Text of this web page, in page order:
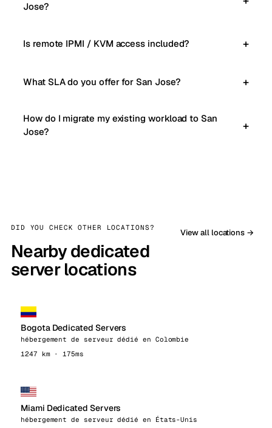
Jose?
Is remote IPMI / KVM access included?
What SLA do you offer for San Jose?
How do I migrate my existing workload to San
Jose?
DID YOU CHECK OTHER LOCATIONS?
Nearby dedicated
server locations
View all locations →
Bogota Dedicated Servers
hébergement de serveur dédié en Colombie
1247 km · 175ms
Miami Dedicated Servers
hébergement de serveur dédié en États-Unis